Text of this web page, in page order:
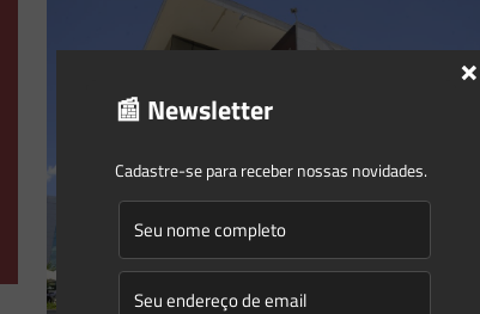
📰 Newsletter
Cadastre-se para receber nossas novidades.
×